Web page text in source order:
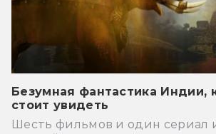
Безумная фантастика Индии,
стоит увидеть
Шесть фильмов и один сериал